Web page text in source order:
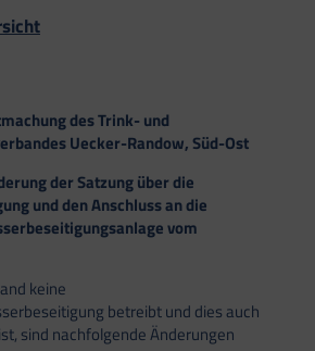
des Trink- und
Uecker-Randow, Süd-Ost
der Satzung über die
und den Anschluss an die
vom
keine
betreibt und dies auch
sind nachfolgende Änderungen